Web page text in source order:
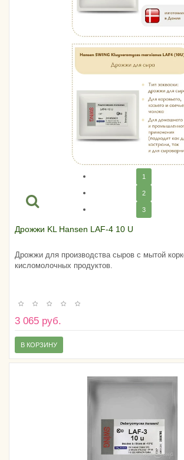
1
2
3
Дрожжи KL Hansen LAF-4 10 U
Дрожжи для производства сыров с мытой
кисломолочных продуктов.
3 065 руб.
В КОРЗИНУ